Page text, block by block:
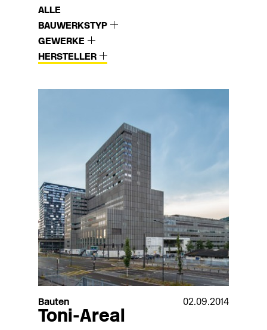
ALLE
BAUWERKSTYP
GEWERKE
HERSTELLER
Bauten 02.09.2014
Toni-Areal